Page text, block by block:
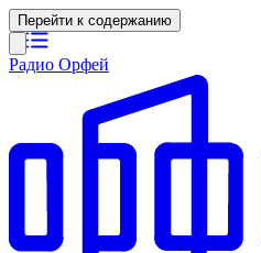
Перейти к содержанию
Радио Орфей